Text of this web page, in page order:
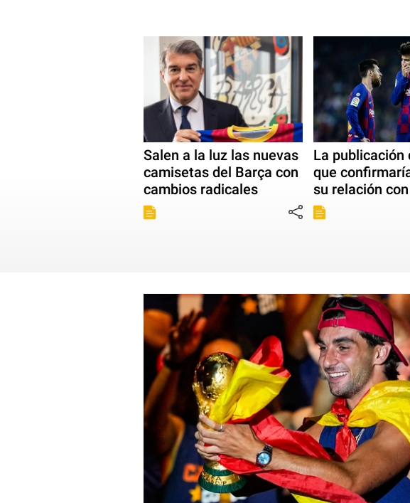
Salen a la luz las nuevas
camisetas del Barça con
cambios radicales
La publicación
que
su relación